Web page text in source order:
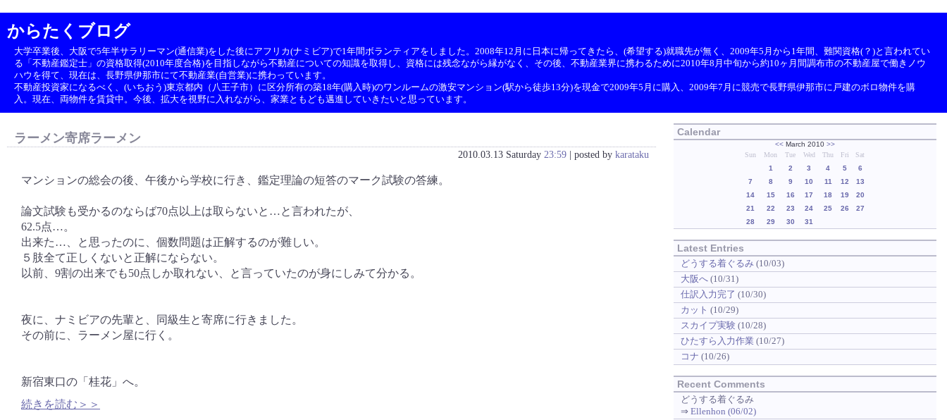
からたくブログ
大学卒業後、大阪で5年半サラリーマン(通信業)をした後にアフリカ(ナミビア)で1年間ボランティアをしました。2008年12月に日本に帰ってきたら、(希望する)就職先が無く、2009年5月から1年間、難関資格(？)と言われてい
る「不動産鑑定士」の資格取得(2010年度合格)を目指しながら不動産についての知識を取得し、資格には残念ながら縁がなく、その後、不動産業界に携わるために2010年8月中旬から約10ヶ月間調布市の不動産屋で働きノウ
ハウを得て、現在は、長野県伊那市にて不動産業(自営業)に携わっています。
不動産投資家になるべく、(いちおう)東京都内（八王子市）に区分所有の築18年(購入時)のワンルームの激安マンション(駅から徒歩13分)を現金で2009年5月に購入、2009年7月に競売で長野県伊那市に戸建のボロ物件を購
入。現在、両物件を賃貸中。今後、拡大を視野に入れながら、家業ともども邁進していきたいと思っています。
ラーメン寄席ラーメン
2010.03.13 Saturday 23:59| posted by karataku
マンションの総会の後、午後から学校に行き、鑑定理論の短答のマーク試験の答練。
論文試験も受かるのならば70点以上は取らないと…と言われたが、
62.5点…。
出来た…、と思ったのに、個数問題は正解するのが難しい。
５肢全て正しくないと正解にならない。
以前、9割の出来でも50点しか取れない、と言っていたのが身にしみて分かる。
夜に、ナミビアの先輩と、同級生と寄席に行きました。
その前に、ラーメン屋に行く。
新宿東口の「桂花」へ。
続きを読む＞＞
Calendar
<<March 2010 >>
Sun
Mon Tue Wed Thu Fri
Sat
1
2 3 4 5
6
7
8 9 10 11 12
13
14
15 16 17 18 19
20
21
22 23 24 25 26
27
28
29 30 31
Latest Entries
どうする着ぐるみ(10/03)
大阪へ(10/31)
仕訳入力完了 (10/30)
カット (10/29)
スカイプ実験(10/28)
ひたすら入力作業 (10/27)
コナ (10/26)
Recent Comments
どうする着ぐるみ
⇒ Ellenhon (06/02)